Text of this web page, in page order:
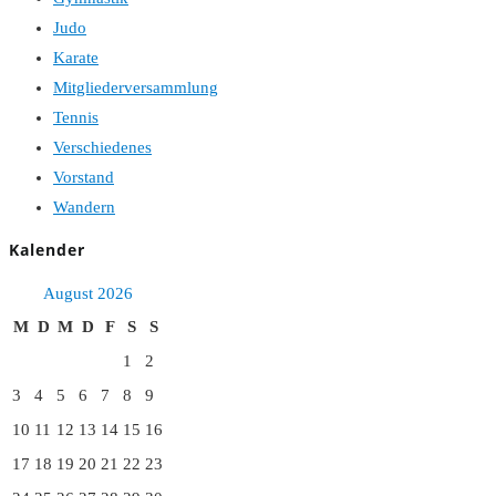
Judo
Karate
Mitgliederversammlung
Tennis
Verschiedenes
Vorstand
Wandern
Kalender
August 2026
M D M D F S
S
1
2
3
4 5 6 7 8
9
10 11 12 13 14 15 16
17 18 19 20 21 22 23